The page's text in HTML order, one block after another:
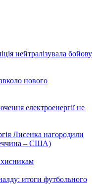
нейтралізувала бойову
нового
електроенергії не
Лисенка нагородили
– США)
итоги футбольного